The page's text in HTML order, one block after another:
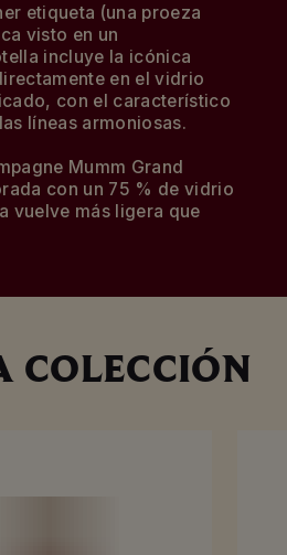
etiqueta (una proeza
visto en un
incluye la icónica
en el vidrio
con el característico
líneas armoniosas.
Mumm Grand
con un 75 % de vidrio
vuelve más ligera que
COLECCIÓN